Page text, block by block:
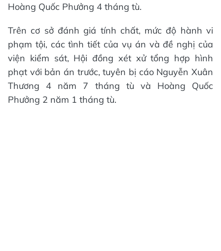
Hoàng Quốc Phưởng 4 tháng tù.
Trên cơ sở đánh giá tính chất, mức độ hành vi
phạm tội, các tình tiết của vụ án và đề nghị của
viện kiểm sát, Hội đồng xét xử tổng hợp hình
phạt với bản án trước, tuyên bị cáo Nguyễn Xuân
Thương 4 năm 7 tháng tù và Hoàng Quốc
Phưởng 2 năm 1 tháng tù.